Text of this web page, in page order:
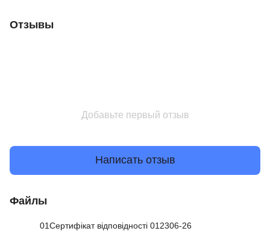
Отзывы
Добавьте первый отзыв
Написать отзыв
Файлы
01Сертифікат відповідності 012306-26